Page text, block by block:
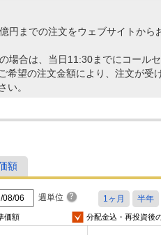
円までの注文をウェブサイトから
場合は、当日11:30までにコール
希望の注文金額により、注文が受
い。
額
週単位
価額 分配金込・再投資後